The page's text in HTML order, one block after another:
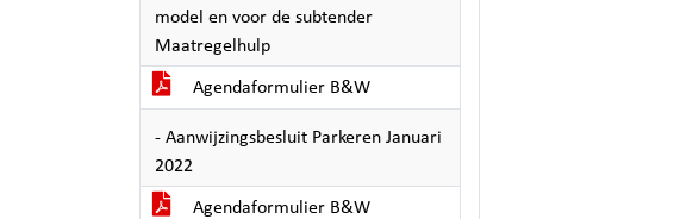
model en voor de subtender
Maatregelhulp
Agendaformulier B&W
- Aanwijzingsbesluit Parkeren Januari
2022
Agendaformulier B&W